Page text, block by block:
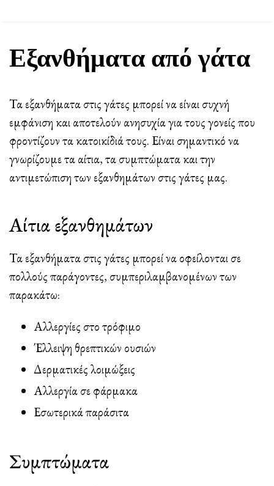
Εξανθήματα από γάτα
Τα εξανθήματα στις γάτες μπορεί να είναι συχνή
εμφάνιση και αποτελούν ανησυχία για τους γονείς που
φροντίζουν τα κατοικίδιά τους. Είναι σημαντικό να
γνωρίζουμε τα αίτια, τα συμπτώματα και την
αντιμετώπιση των εξανθημάτων στις γάτες μας.
Αίτια εξανθημάτων
Τα εξανθήματα στις γάτες μπορεί να οφείλονται σε
πολλούς παράγοντες, συμπεριλαμβανομένων των
παρακάτω:
Αλλεργίες στο τρόφιμο
Έλλειψη θρεπτικών ουσιών
Δερματικές λοιμώξεις
Αλλεργία σε φάρμακα
Εσωτερικά παράσιτα
Συμπτώματα